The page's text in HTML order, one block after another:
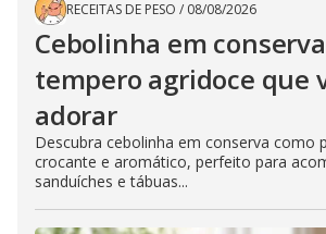
RECEITAS DE PESO / 08/08/2026
Cebolinha em
tempero agridoce que
adorar
Descubra cebolinha em conserva como
crocante e aromático, perfeito para
sanduíches e tábuas...